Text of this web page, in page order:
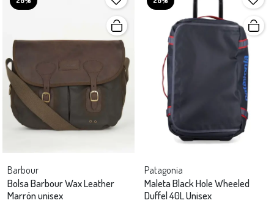
Barbour
Bolsa Barbour Wax Leather
Marrón unisex
Patagonia
Maleta Black Hole Wheeled
Duffel 40L Unisex